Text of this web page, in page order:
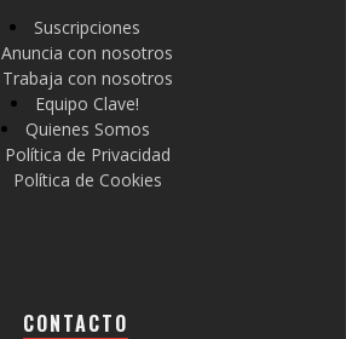
Suscripciones
Anuncia con nosotros
Trabaja con nosotros
Equipo Clave!
Quienes Somos
Política de Privacidad
Política de Cookies
CONTACTO